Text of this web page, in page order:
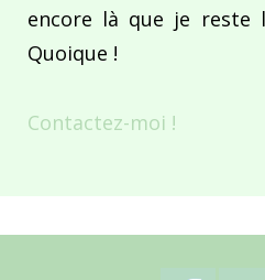
encore là que je reste
Quoique !
Contactez-moi !